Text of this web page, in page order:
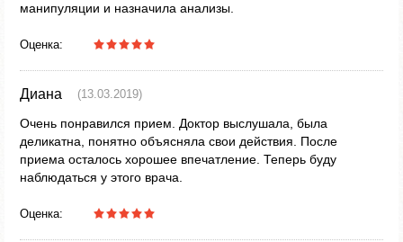
манипуляции и назначила анализы.
Оценка:
Диана (13.03.2019)
Очень понравился прием. Доктор выслушала, была
деликатна, понятно объясняла свои действия. После
приема осталось хорошее впечатление. Теперь буду
наблюдаться у этого врача.
Оценка: